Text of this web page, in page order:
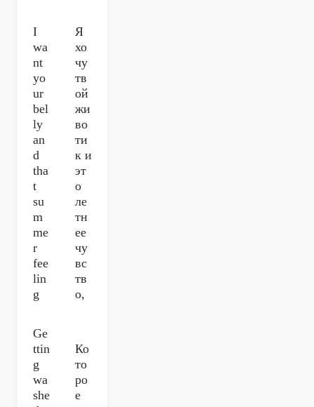
I
wa
nt
yo
ur
bel
ly
an
d
tha
t
su
m
me
r
fee
lin
g
Я
хо
чу
тв
ой
жи
во
ти
к и
эт
о
ле
тн
ее
чу
вс
тв
о,
Ge
ttin
g
wa
she
Ко
то
ро
е